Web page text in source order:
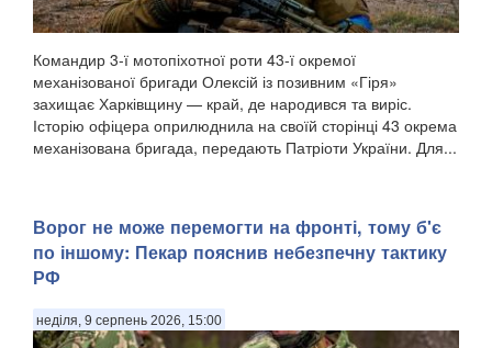
Командир 3-ї мотопіхотної роти 43-ї окремої
механізованої бригади Олексій із позивним «Гіря»
захищає Харківщину — край, де народився та виріс.
Історію офіцера оприлюднила на своїй сторінці 43 окрема
механізована бригада, передають Патріоти України. Для...
Ворог не може перемогти на фронті, тому б'є
по іншому: Пекар пояснив небезпечну тактику
РФ
неділя, 9 серпень 2026, 15:00